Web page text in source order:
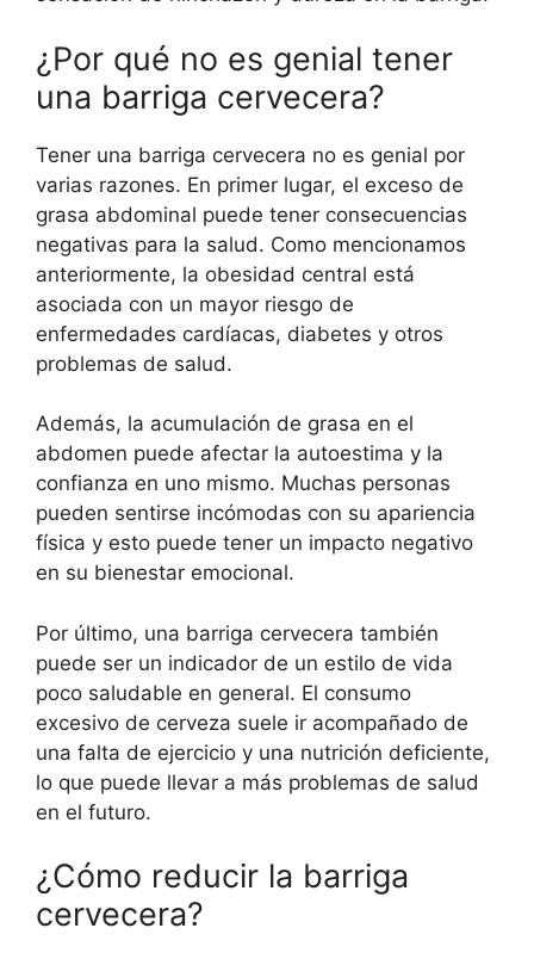
¿Por qué no es genial tener
una barriga cervecera?
Tener una barriga cervecera no es genial por
varias razones. En primer lugar, el exceso de
grasa abdominal puede tener consecuencias
negativas para la salud. Como mencionamos
anteriormente, la obesidad central está
asociada con un mayor riesgo de
enfermedades cardíacas, diabetes y otros
problemas de salud.
Además, la acumulación de grasa en el
abdomen puede afectar la autoestima y la
confianza en uno mismo. Muchas personas
pueden sentirse incómodas con su apariencia
física y esto puede tener un impacto negativo
en su bienestar emocional.
Por último, una barriga cervecera también
puede ser un indicador de un estilo de vida
poco saludable en general. El consumo
excesivo de cerveza suele ir acompañado de
una falta de ejercicio y una nutrición deficiente,
lo que puede llevar a más problemas de salud
en el futuro.
¿Cómo reducir la barriga
cervecera?